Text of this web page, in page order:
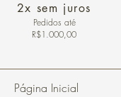
2x sem juros
Pedidos até
R$1.000,00
Página Inicial